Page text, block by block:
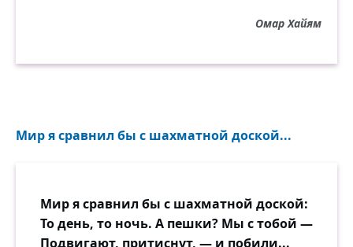
Омар Хайям
Мир я сравнил бы с шахматной доской...
Мир я сравнил бы с шахматной доской:
То день, то ночь. А пешки? Мы с тобой —
Подвигают, притиснут, — и побили...